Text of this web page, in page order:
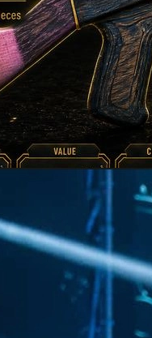
bởiMichael
Hành trình săn cúp
tham vọng vô địch
và xu hướng cs2